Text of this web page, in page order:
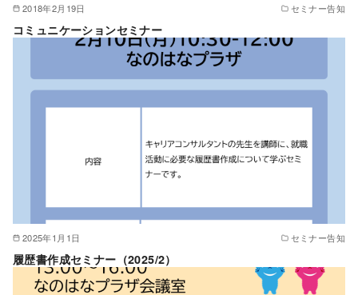
2018年2月19日 セミナー告知
コミュニケーションセミナー
2025年1月1日 セミナー告知
履歴書作成セミナー（2025/2）